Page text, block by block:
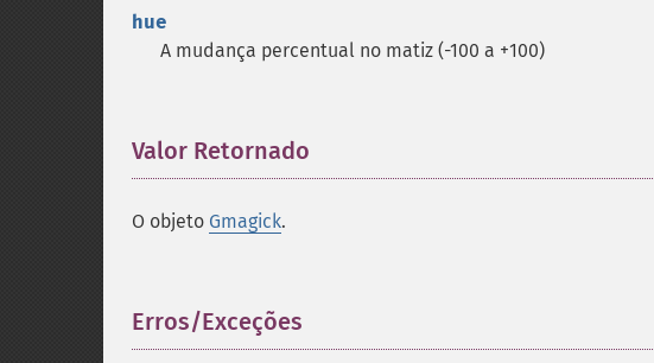
hue
A mudança percentual no matiz (-100 a +100)
Valor Retornado
O objeto Gmagick.
Erros/Exceções